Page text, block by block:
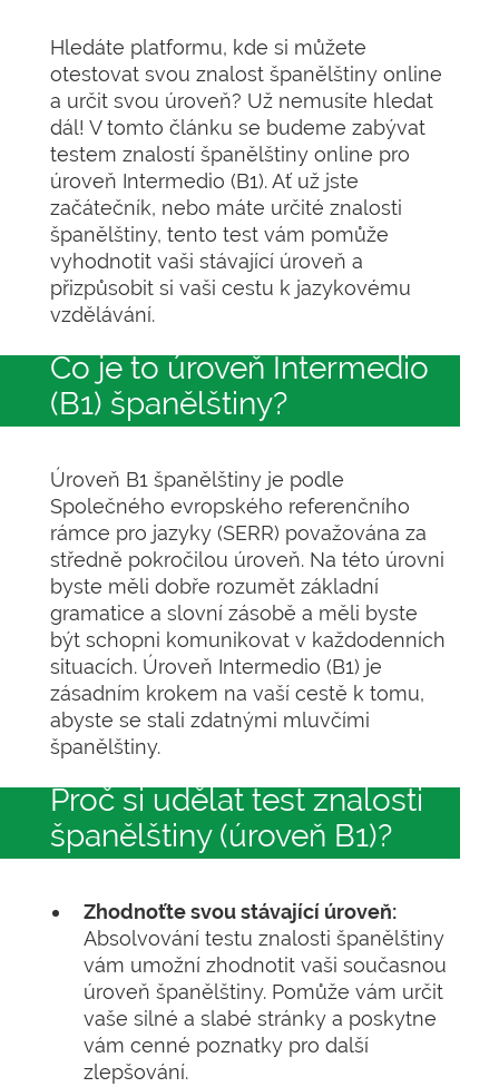
Hledáte platformu, kde si můžete
otestovat svou znalost španělštiny online
a určit svou úroveň? Už nemusíte hledat
dál! V tomto článku se budeme zabývat
testem znalostí španělštiny online pro
úroveň Intermedio (B1). Ať už jste
začátečník, nebo máte určité znalosti
španělštiny, tento test vám pomůže
vyhodnotit vaši stávající úroveň a
přizpůsobit si vaši cestu k jazykovému
vzdělávání.
Co je to úroveň Intermedio
(B1) španělštiny?
Úroveň B1 španělštiny je podle
Společného evropského referenčního
rámce pro jazyky (SERR) považována za
středně pokročilou úroveň. Na této úrovni
byste měli dobře rozumět základní
gramatice a slovní zásobě a měli byste
být schopni komunikovat v každodenních
situacích. Úroveň Intermedio (B1) je
zásadním krokem na vaší cestě k tomu,
abyste se stali zdatnými mluvčími
španělštiny.
Proč si udělat test znalosti
španělštiny (úroveň B1)?
Zhodnoťte svou stávající úroveň:
Absolvování testu znalosti španělštiny
vám umožní zhodnotit vaši současnou
úroveň španělštiny. Pomůže vám určit
vaše silné a slabé stránky a poskytne
vám cenné poznatky pro další
zlepšování.